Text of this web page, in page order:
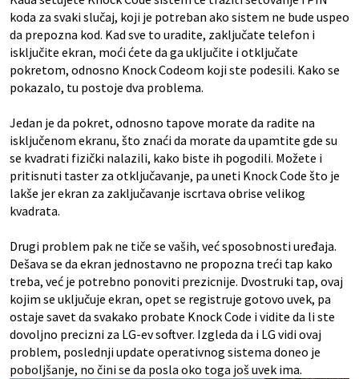
koda za svaki slučaj, koji je potreban ako sistem ne bude uspeo
da prepozna kod. Kad sve to uradite, zaključate telefon i
isključite ekran, moći ćete da ga uključite i otključate
pokretom, odnosno Knock Codeom koji ste podesili. Kako se
pokazalo, tu postoje dva problema.
Jedan je da pokret, odnosno tapove morate da radite na
isključenom ekranu, što znaći da morate da upamtite gde su
se kvadrati fizički nalazili, kako biste ih pogodili. Možete i
pritisnuti taster za otključavanje, pa uneti Knock Code što je
lakše jer ekran za zaključavanje iscrtava obrise velikog
kvadrata.
Drugi problem pak ne tiče se vaših, već sposobnosti uređaja.
Dešava se da ekran jednostavno ne propozna treći tap kako
treba, već je potrebno ponoviti prezicnije. Dvostruki tap, ovaj
kojim se uključuje ekran, opet se registruje gotovo uvek, pa
ostaje savet da svakako probate Knock Code i vidite da li ste
dovoljno precizni za LG-ev softver. Izgleda da i LG vidi ovaj
problem, poslednji update operativnog sistema doneo je
poboljšanje, no čini se da posla oko toga još uvek ima.